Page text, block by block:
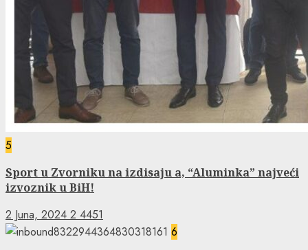
5
Sport u Zvorniku na izdisaju a, “Aluminka” najveći
izvoznik u BiH!
2 Juna, 2024 2 4451
6